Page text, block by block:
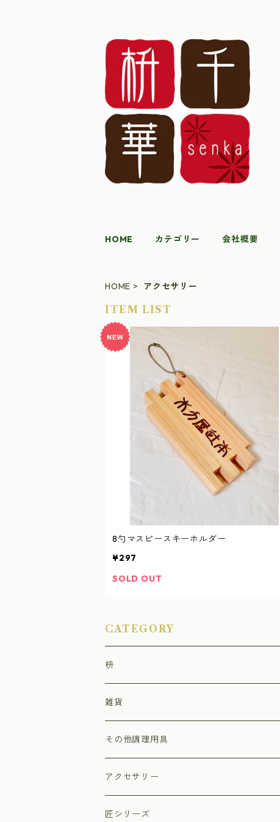
HOME カテゴリー 会社概要
HOME アクセサリー
ITEM LIST
8勺マスピースキーホルダー
¥297
SOLD OUT
CATEGORY
枡
ひのき枡
杉枡
デザイン枡
福枡
プリザーブドフラワーアレンジ枡
雑貨
ストラップ
小物入れ
ペン立て
その他調理用具
まな板
押しずし型
アクセサリー
匠シリーズ